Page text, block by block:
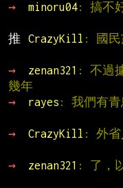
→
minoru04: 搞不
推
CrazyKill : 國民
→
zenan321 : 不過
幾年
→
rayes : 我們有青
→
CrazyKill : 外省
→
zenan321 : 了，